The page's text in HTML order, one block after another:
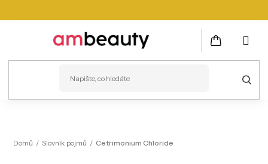
na
NÁKUPNÍ
KOŠÍK
VLASY
Domů / Slovník pojmů / Cetrimonium Chloride